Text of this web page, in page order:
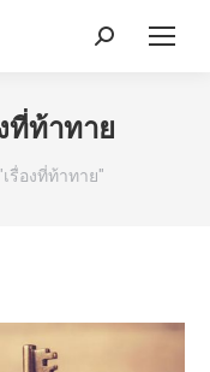
Search:
ที่ท้าทาย
รื่องที่ท้าทาย"